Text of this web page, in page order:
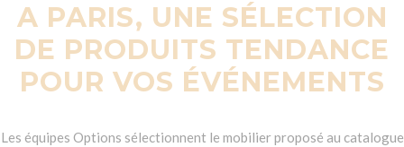
A PARIS, UNE SÉLECTION
DE PRODUITS TENDANCE
POUR VOS ÉVÉNEMENTS
Les équipes Options sélectionnent le mobilier proposé au catalogue